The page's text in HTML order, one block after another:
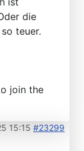
die
teuer.
join the
15:15 #23299